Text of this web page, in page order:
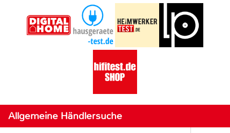
Allgemeine Händlersuche